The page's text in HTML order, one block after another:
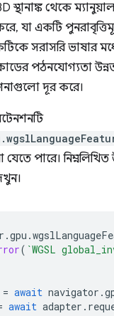
স্থানাঙ্ক থেকে
যা একটি
সরাসরি ভাষার
পঠনযোগ্যতা
দূর করে।
যেতে পারে।
.gpu .
( `WGSL
= await navigator .
await adapter .